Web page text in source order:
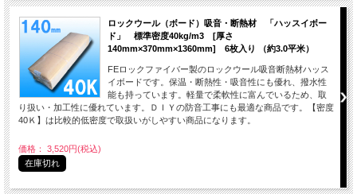
ロックウール（ボード）吸音・断熱材 「ハッスイボー
ド」 標準密度40kg/m3 [厚さ
140mm×370mm×1360mm] 6枚入り （約3.0平米）
FEロックファイバー製のロックウール吸音断熱材ハッス
イボードです。保温・断熱性・吸音性にも優れ、撥水性
能も持っています。軽量で柔軟性に富んでいるため、取
り扱い・加工性に優れています。ＤＩＹの防音工事にも最適な商品です。【密度
40Ｋ】は比較的低密度で取扱いがしやすい商品になります。
価格： 3,520円(税込)
在庫切れ